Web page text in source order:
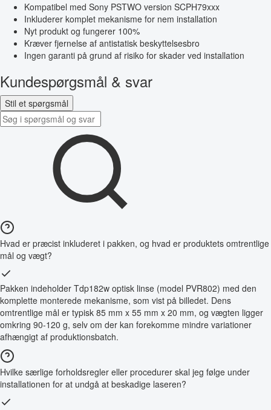
Kompatibel med Sony PSTWO version SCPH79xxx
Inkluderer komplet mekanisme for nem installation
Nyt produkt og fungerer 100%
Kræver fjernelse af antistatisk beskyttelsesbro
Ingen garanti på grund af risiko for skader ved installation
Kundespørgsmål & svar
Stil et spørgsmål
Hvad er præcist inkluderet i pakken, og hvad er produktets omtrentlige
mål og vægt?
Pakken indeholder Tdp182w optisk linse (model PVR802) med den
komplette monterede mekanisme, som vist på billedet. Dens
omtrentlige mål er typisk 85 mm x 55 mm x 20 mm, og vægten ligger
omkring 90-120 g, selv om der kan forekomme mindre variationer
afhængigt af produktionsbatch.
Hvilke særlige forholdsregler eller procedurer skal jeg følge under
installationen for at undgå at beskadige laseren?